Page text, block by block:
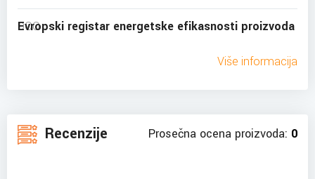
DOO
Evropski registar energetske efikasnosti proizvoda
Više informacija
Recenzije Prosečna ocena proizvoda: 0